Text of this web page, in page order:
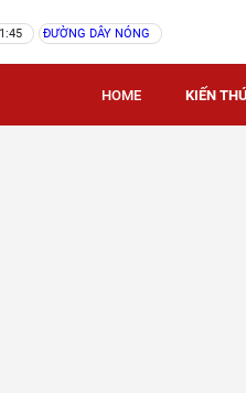
ĐƯỜNG DÂY NÓNG
HOME KIẾN